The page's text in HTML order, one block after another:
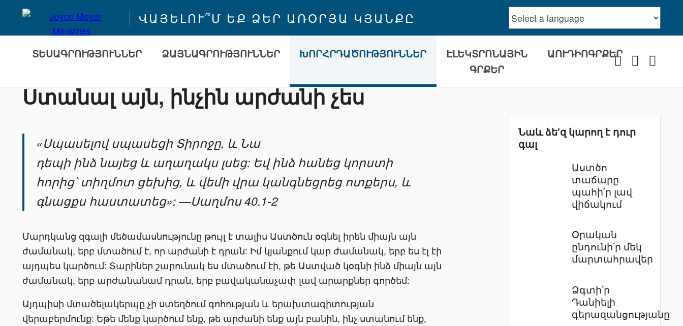
ՎԱՅԵԼՈՒ՞Մ ԵՔ ՁԵՐ ԱՌՕՐՅԱ ԿՅԱՆՔԸ
ՏԵՍԱԳՐՈՒԹՅՈՒՆՆԵՐ ՁԱՅՆԱԳՐՈՒԹՅՈՒՆՆԵՐ ԽՈՐՀՐԴԱԾՈՒԹՅՈՒՆՆԵՐ
ԷԼԵԿՏՐՈՆԱՅԻՆ
ԳՐՔԵՐ
ԱՈՒԴԻՈԳՐՔԵՐ
FacebookYoutube
Ստանալ այն, ինչին արժանի չես
«Սպասելով սպասեցի Տիրոջը, և Նա
դեպի ինձ նայեց և աղաղակս լսեց: Եվ ինձ հանեց կորստի
հորից՝ տիղմոտ ցեխից, և վեմի վրա կանգնեցրեց ոտքերս, և
գնացքս հաստատեց»: —Սաղմոս 40.1-2
Մարդկանց զգալի մեծամասնությունը թույլ է տալիս Աստծուն օգնել իրեն միայն այն
ժամանակ, երբ մտածում է, որ արժանի է դրան: Իմ կյանքում կար ժամանակ, երբ ես էլ էի
այդպես կարծում: Տարիներ շարունակ ես մտածում էի, թե Աստված կօգնի ինձ միայն այն
ժամանակ, երբ արժանանամ դրան, երբ բավականաչափ լավ արարքներ գործեմ:
Այդպիսի մտածելակերպը չի ստեղծում գոհության և երախտագիտության
վերաբերմունք: Եթե մենք կարծում ենք, թե արժանի ենք այն բանին, ինչ ստանում ենք,
Նաև ձե'զ կարող է դուր
գալ
Աստծո
տաճարը
պահի՛ր լավ
վիճակում
Օրական
ընդունի՛ր մեկ
մարտահրավեր
Ձգտի՛ր
Դանիելի
գերազանցությանը